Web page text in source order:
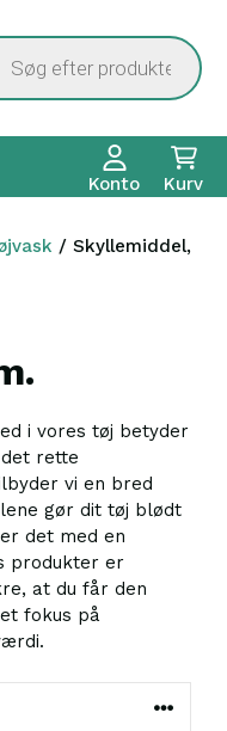
Konto Kurv
/ Skyllemiddel,
i vores tøj betyder
rette
vi en bred
gør dit tøj blødt
det med en
produkter er
at du får den
fokus på